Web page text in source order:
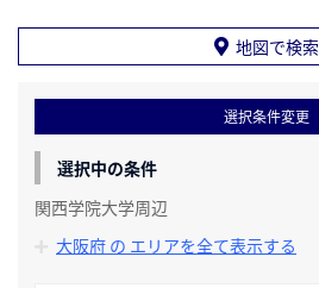
地図で検索
選択条件変更
選択中の条件
関西学院大学周辺
大阪府 の エリアを全て表示する